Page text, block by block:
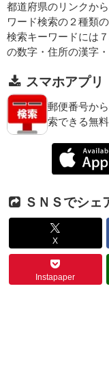
都道府県のリンクか
ワード検索の２種類
検索キーワードには
の数字・住所の漢字
スマホアプリ
郵便番号か
索できる無
ＳＮＳでシェ
X
Instapaper